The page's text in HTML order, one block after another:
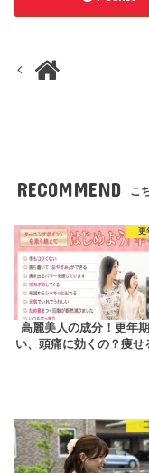
RECOMMEND こ
更
高麗美人の成分！更年
い、頭痛に効くの？痩せ